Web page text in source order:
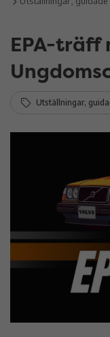
EPA-träff
Utställningar,